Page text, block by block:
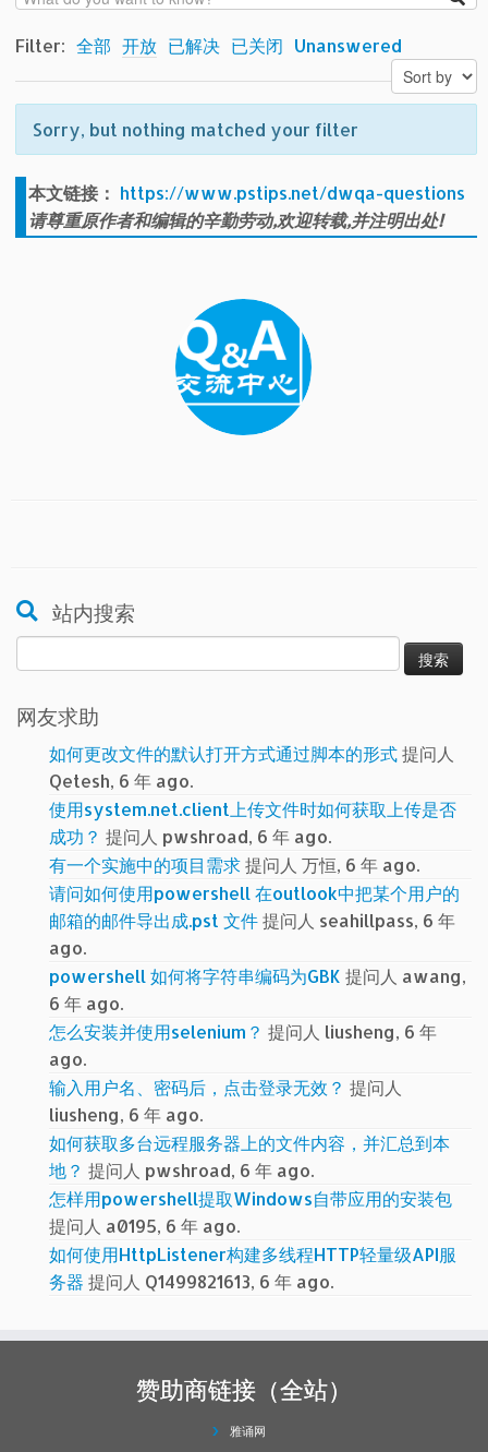
Filter: 全部 开放 已解决 已关闭 Unanswered
Sorry, but nothing matched your filter
本文链接： https://www.pstips.net/dwqa-questions
请尊重原作者和编辑的辛勤劳动,欢迎转载,并注明出处!
站内搜索
索：
网友求助
如何更改文件的默认打开方式通过脚本的形式提问人
Qetesh, 6 年 ago.
使用system.net.client上传文件时如何获取上传是否
成功？ 提问人 pwshroad, 6 年 ago.
有一个实施中的项目需求提问人 万恒, 6 年 ago.
请问如何使用powershell 在outlook中把某个用户的
邮箱的邮件导出成.pst 文件提问人 seahillpass, 6 年
ago.
powershell 如何将字符串编码为GBK 提问人 awang,
6 年 ago.
怎么安装并使用selenium？ 提问人 liusheng, 6 年
ago.
输入用户名、密码后，点击登录无效？ 提问人
liusheng, 6 年 ago.
如何获取多台远程服务器上的文件内容，并汇总到本
地？ 提问人 pwshroad, 6 年 ago.
怎样用powershell提取Windows自带应用的安装包
提问人 a0195, 6 年 ago.
如何使用HttpListener构建多线程HTTP轻量级API服
务器 提问人 Q1499821613, 6 年 ago.
赞助商链接（全站）
雅诵网